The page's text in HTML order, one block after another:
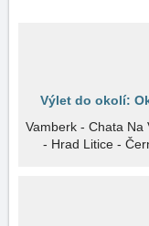
Výlet do okolí:
Vamberk - Chata
- Hrad Litice -